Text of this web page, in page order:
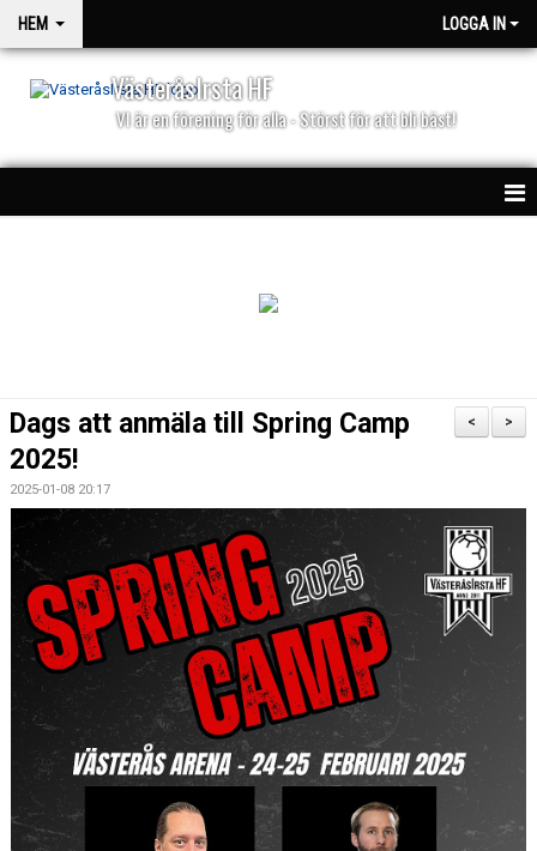
HEM LOGGA IN
VästeråsIrsta HF
VI är en förening för alla - Störst för att bli bäst!
MATCHER
>
<
Dags att anmäla till Spring Camp
2025!
2025-01-08 20:17